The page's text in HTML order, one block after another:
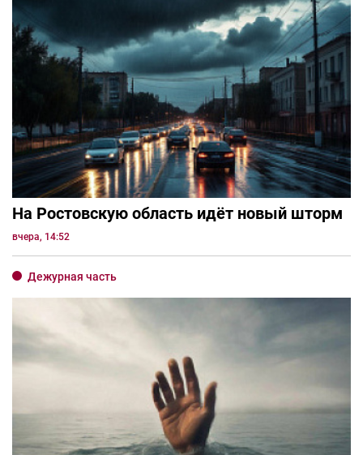
На Ростовскую область идёт новый шторм
вчера, 14:52
Дежурная часть